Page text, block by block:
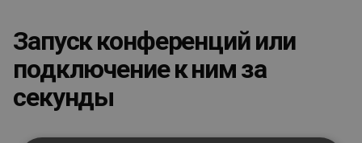
Запуск конференций или
подключение к ним за
секунды